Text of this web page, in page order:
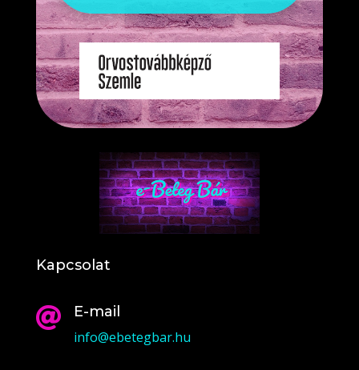
Kapcsolat

E-mail
info@ebetegbar.hu